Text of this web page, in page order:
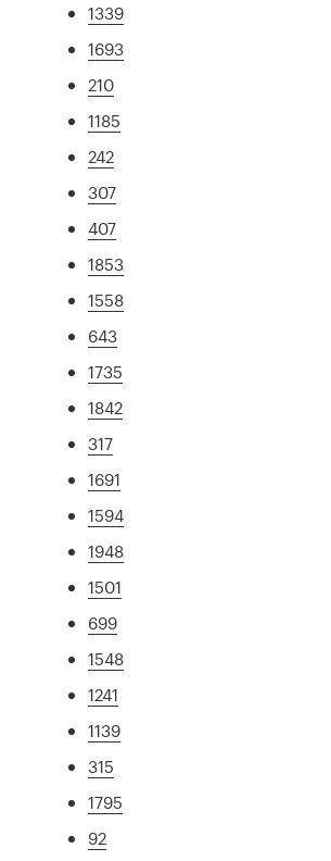
1339
1693
210
1185
242
307
407
1853
1558
643
1735
1842
317
1691
1594
1948
1501
699
1548
1241
1139
315
1795
92